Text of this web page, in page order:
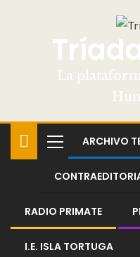
La
ARCHIVO
RADIO PRIMATE
I.E. ISLA TORTUGA